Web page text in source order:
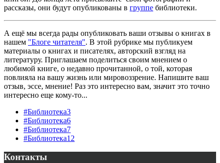
рассказы, они будут опубликованы в группе библиотеки.
А ещё мы всегда рады опубликовать ваши отзывы о книгах в
нашем "Блоге читателя". В этой рубрике мы публикуем
материалы о книгах и писателях, авторский взгляд на
литературу. Приглашаем поделиться своим мнением о
любимой книге, о недавно прочитанной, о той, которая
повлияла на вашу жизнь или мировоззрение. Напишите ваш
отзыв, эссе, мнение! Раз это интересно вам, значит это точно
интересно еще кому-то...
#Библиотека3
#Библиотека6
#Библиотека7
#Библиотека12
Контакты